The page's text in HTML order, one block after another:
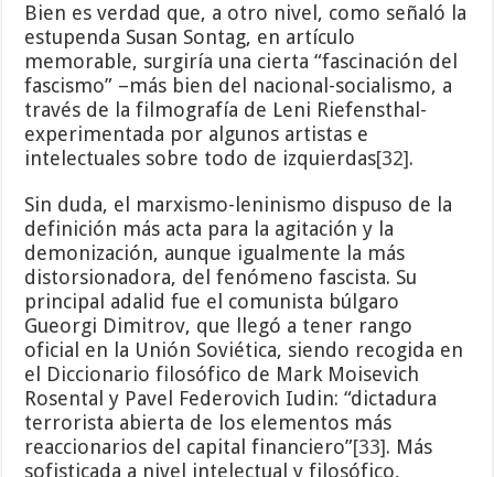
Bien es verdad que, a otro nivel, como señaló la
estupenda Susan Sontag, en artículo
memorable, surgiría una cierta “fascinación del
fascismo” –más bien del nacional-socialismo, a
través de la filmografía de Leni Riefensthal-
experimentada por algunos artistas e
intelectuales sobre todo de izquierdas[32].
Sin duda, el marxismo-leninismo dispuso de la
definición más acta para la agitación y la
demonización, aunque igualmente la más
distorsionadora, del fenómeno fascista. Su
principal adalid fue el comunista búlgaro
Gueorgi Dimitrov, que llegó a tener rango
oficial en la Unión Soviética, siendo recogida en
el Diccionario filosófico de Mark Moisevich
Rosental y Pavel Federovich Iudin: “dictadura
terrorista abierta de los elementos más
reaccionarios del capital financiero”[33]. Más
sofisticada a nivel intelectual y filosófico,